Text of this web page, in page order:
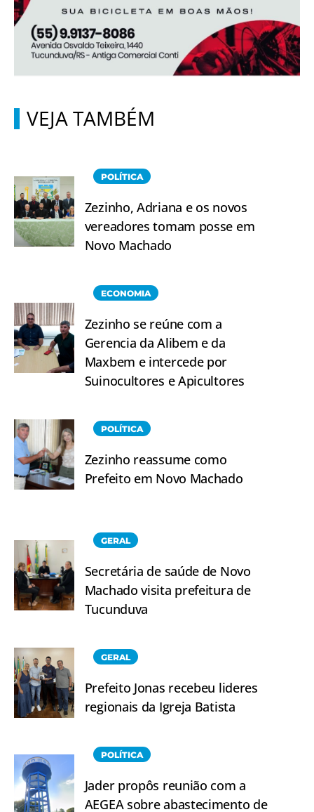
VEJA TAMBÉM
POLÍTICA
Zezinho, Adriana e os novos
vereadores tomam posse em
Novo Machado
ECONOMIA
Zezinho se reúne com a
Gerencia da Alibem e da
Maxbem e intercede por
Suinocultores e Apicultores
POLÍTICA
Zezinho reassume como
Prefeito em Novo Machado
GERAL
Secretária de saúde de Novo
Machado visita prefeitura de
Tucunduva
GERAL
Prefeito Jonas recebeu lideres
regionais da Igreja Batista
POLÍTICA
Jader propôs reunião com a
AEGEA sobre abastecimento de